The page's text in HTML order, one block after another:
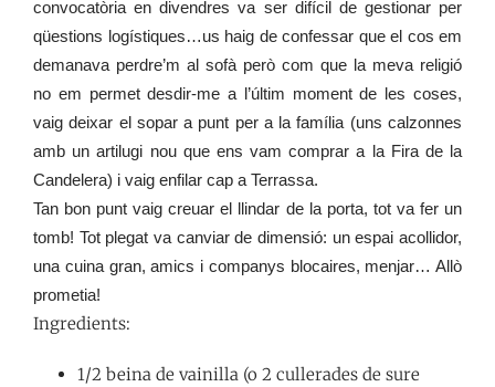
convocatòria en divendres va ser difícil de gestionar per
qüestions logístiques…us haig de confessar que el cos em
demanava perdre’m al sofà però com que la meva religió
no em permet desdir-me a l’últim moment de les coses,
vaig deixar el sopar a punt per a la família (uns calzonnes
amb un artilugi nou que ens vam comprar a la Fira de la
Candelera) i vaig enfilar cap a Terrassa.
Tan bon punt vaig creuar el llindar de la porta, tot va fer un
tomb! Tot plegat va canviar de dimensió: un espai acollidor,
una cuina gran, amics i companys blocaires, menjar… Allò
prometia!
Ingredients:
1/2 beina de vainilla (o 2 cullerades de sure